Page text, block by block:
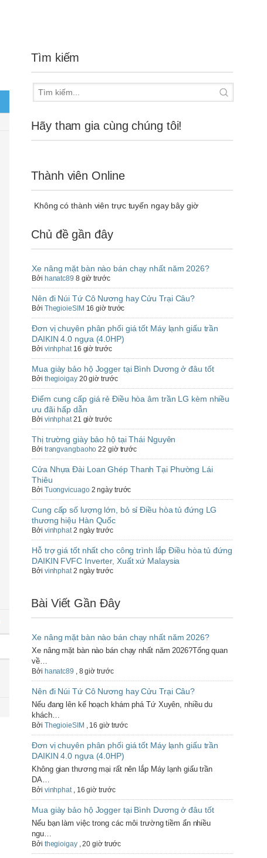
Tìm kiếm
Hãy tham gia cùng chúng tôi!
Thành viên Online
Không có thành viên trực tuyến ngay bây giờ
Chủ đề gần đây
Xe nâng mặt bàn nào bán chạy nhất năm 2026?
Bởi hanatc89 8 giờ trước
Nên đi Núi Tứ Cô Nương hay Cửu Trại Câu?
Bởi ThegioieSIM 16 giờ trước
Đơn vị chuyên phân phối giá tốt Máy lạnh giấu trần
DAIKIN 4.0 ngựa (4.0HP)
Bởi vinhphat 16 giờ trước
Mua giày bảo hộ Jogger tại Bình Dương ở đâu tốt
Bởi thegioigay 20 giờ trước
Điểm cung cấp giá rẻ Điều hòa âm trần LG kèm nhiều
ưu đãi hấp dẫn
Bởi vinhphat 21 giờ trước
Thị trường giày bảo hộ tại Thái Nguyên
Bởi trangvangbaoho 22 giờ trước
Cửa Nhựa Đài Loan Ghép Thanh Tại Phường Lái
Thiêu
Bởi Tuongvicuago 2 ngày trước
Cung cấp số lượng lớn, bỏ sỉ Điều hòa tủ đứng LG
thương hiệu Hàn Quốc
Bởi vinhphat 2 ngày trước
Hỗ trợ giá tốt nhất cho công trình lắp Điều hòa tủ đứng
DAIKIN FVFC Inverter, Xuất xứ Malaysia
Bởi vinhphat 2 ngày trước
Bài Viết Gần Đây
Xe nâng mặt bàn nào bán chạy nhất năm 2026?
Xe nâng mặt bàn nào bán chạy nhất năm 2026?Tổng quan
về…
Bởi hanatc89 , 8 giờ trước
Nên đi Núi Tứ Cô Nương hay Cửu Trại Câu?
Nếu đang lên kế hoạch khám phá Tứ Xuyên, nhiều du
khách…
Bởi ThegioieSIM , 16 giờ trước
Đơn vị chuyên phân phối giá tốt Máy lạnh giấu trần
DAIKIN 4.0 ngựa (4.0HP)
Không gian thương mại rất nên lắp Máy lạnh giấu trần
DA…
Bởi vinhphat, 16 giờ trước
Mua giày bảo hộ Jogger tại Bình Dương ở đâu tốt
Nếu bạn làm việc trong các môi trường tiềm ẩn nhiều
ngu…
Bởi thegioigay,20 giờ trước